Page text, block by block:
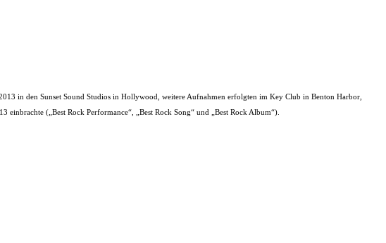
in den Sunset Sound Studios in Hollywood, weitere Aufnahmen erfolgten im Key Club in Benton Harbor,
(„Best Rock Performance“, „Best Rock Song“ und „Best Rock Album“).